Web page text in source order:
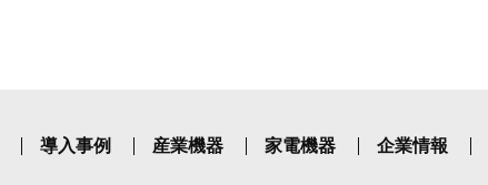
導入事例 産業機器 家電機器 企業情報